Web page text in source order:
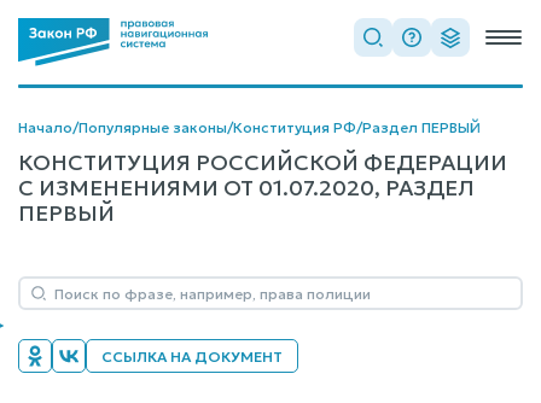
Начало/Популярные законы/Конституция РФ/Раздел ПЕРВЫЙ
КОНСТИТУЦИЯ РОССИЙСКОЙ ФЕДЕРАЦИИ
С ИЗМЕНЕНИЯМИ ОТ 01.07.2020, РАЗДЕЛ
ПЕРВЫЙ
ССЫЛКА НА ДОКУМЕНТ